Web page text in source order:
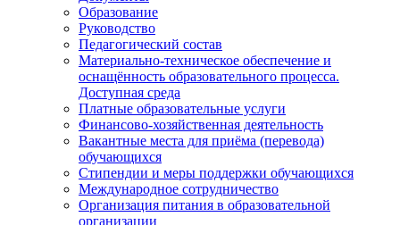
Образование
Руководство
Педагогический состав
Материально-техническое обеспечение и
оснащённость образовательного процесса.
Доступная среда
Платные образовательные услуги
Финансово-хозяйственная деятельность
Вакантные места для приёма (перевода)
обучающихся
Стипендии и меры поддержки обучающихся
Международное сотрудничество
Организация питания в образовательной
организации